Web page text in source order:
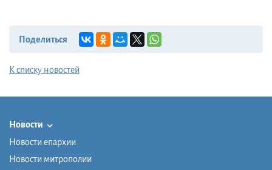
Поделиться
К списку новостей
Новости
Новости епархии
Новости митрополии